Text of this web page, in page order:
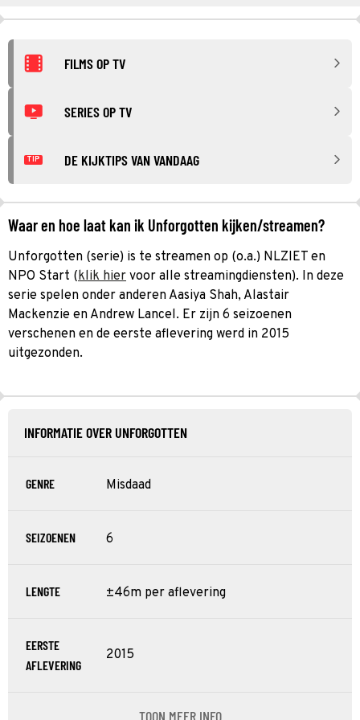
FILMS OP TV
SERIES OP TV
TIP DE KIJKTIPS VAN VANDAAG
Waar en hoe laat kan ik Unforgotten kijken/streamen?
Unforgotten (serie) is te streamen op (o.a.) NLZIET en
NPO Start (klik hier voor alle streamingdiensten). In deze
serie spelen onder anderen Aasiya Shah, Alastair
Mackenzie en Andrew Lancel. Er zijn 6 seizoenen
verschenen en de eerste aflevering werd in 2015
uitgezonden.
INFORMATIE OVER UNFORGOTTEN
GENRE Misdaad
SEIZOENEN 6
LENGTE ±46m per aflevering
EERSTE
AFLEVERING
2015
TOON MEER INFO